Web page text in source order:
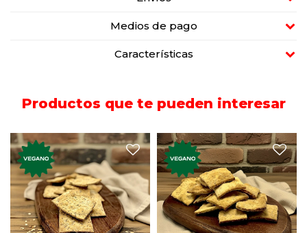
Medios de pago
Características
Productos que te pueden interesar
Galletas premium, veganas,
con variedad de semillas y
cereales. Nuevos sabores,
elaboradas artesanalmente.
Galletas premium, veganas,
con semillas. Nuevos
sabores, elaboradas
artesanalmente semillas.